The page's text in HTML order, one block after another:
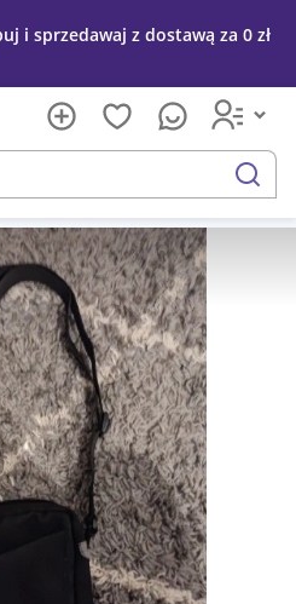
i sprzedawaj z dostawą za 0 zł
szukaj